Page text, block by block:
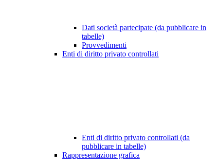
Dati società partecipate (da pubblicare in
tabelle)
Provvedimenti
Enti di diritto privato controllati
Enti di diritto privato controllati (da
pubblicare in tabelle)
Rappresentazione grafica